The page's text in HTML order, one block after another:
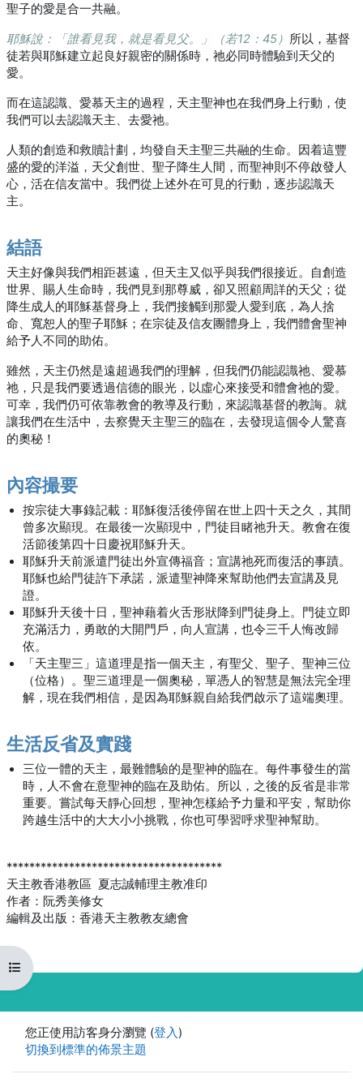
開啟課程索引
聖子的愛是合一共融。
耶穌說：「誰看見我，就是看見父。」（若12：45） 所以，基督
徒若與耶穌建立起良好親密的關係時，祂必同時體驗到天父的
愛。
而在這認識、愛慕天主的過程，天主聖神也在我們身上行動，使
我們可以去認識天主、去愛祂。
人類的創造和救贖計劃，均發自天主聖三共融的生命。因着這豐
盛的愛的洋溢，天父創世、聖子降生人間，而聖神則不停啟發人
心，活在信友當中。我們從上述外在可見的行動，逐步認識天
主。
結語
天主好像與我們相距甚遠，但天主又似乎與我們很接近。自創造
世界、賜人生命時，我們見到那尊威，卻又照顧周詳的天父；從
降生成人的耶穌基督身上，我們接觸到那愛人愛到底，為人捨
命、寬恕人的聖子耶穌；在宗徒及信友團體身上，我們體會聖神
給予人不同的助佑。
雖然，天主仍然是遠超過我們的理解，但我們仍能認識祂、愛慕
祂，只是我們要透過信德的眼光，以虛心來接受和體會祂的愛。
可幸，我們仍可依靠教會的教導及行動，來認識基督的教誨。就
讓我們在生活中，去察覺天主聖三的臨在，去發現這個令人驚喜
的奧秘！
內容撮要
按宗徒大事錄記載：耶穌復活後停留在世上四十天之久，其間
曾多次顯現。在最後一次顯現中，門徒目睹祂升天。教會在復
活節後第四十日慶祝耶穌升天。
耶穌升天前派遣門徒出外宣傳福音；宣講祂死而復活的事蹟。
耶穌也給門徒許下承諾，派遣聖神降來幫助他們去宣講及見
證。
耶穌升天後十日，聖神藉着火舌形狀降到門徒身上。門徒立即
充滿活力，勇敢的大開門戶，向人宣講，也令三千人悔改歸
依。
「天主聖三」這道理是指一個天主，有聖父、聖子、聖神三位
（位格）。聖三道理是一個奧秘，單憑人的智慧是無法完全理
解，現在我們相信，是因為耶穌親自給我們啟示了這端奧理。
生活反省及實踐
三位一體的天主，最難體驗的是聖神的臨在。每件事發生的當
時，人不會在意聖神的臨在及助佑。所以，之後的反省是非常
重要。嘗試每天靜心回想，聖神怎樣給予力量和平安，幫助你
跨越生活中的大大小小挑戰，你也可學習呼求聖神幫助。
**************************************
天主教香港教區 夏志誠輔理主教准印
作者：阮秀美修女
編輯及出版：香港天主教教友總會
您正使用訪客身分瀏覽 (登入 )
切換到標準的佈景主題